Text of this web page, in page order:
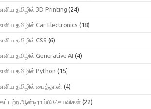
எளிய தமிழில் 3D Printing (24)
எளிய தமிழில் Car Electronics (18)
எளிய தமிழில் CSS (6)
எளிய தமிழில் Generative AI (4)
எளிய தமிழில் Python (15)
எளிய தமிழில் பைத்தான் (4)
கட்டற்ற ஆன்டிராய்டு செயலிகள் (22)